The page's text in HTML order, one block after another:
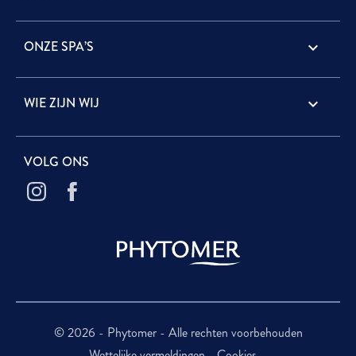
ONZE SPA’S 
WIE ZIJN WIJ 
VOLG ONS
© 2026 - Phytomer - Alle rechten voorbehouden